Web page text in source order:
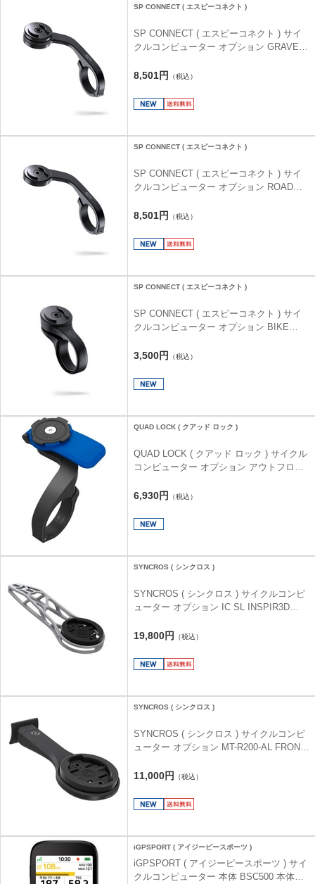
SP CONNECT ( エスピーコネクト )
SP CONNECT ( エスピーコネクト ) サイ
クルコンピューター オプション GRAVEL
ウント プロ )
8,501円 （税込）
SP CONNECT ( エスピーコネクト )
SP CONNECT ( エスピーコネクト ) サイ
クルコンピューター オプション ROAD
ント プロ )
8,501円 （税込）
SP CONNECT ( エスピーコネクト )
SP CONNECT ( エスピーコネクト ) サイ
クルコンピューター オプション BIKE
3,500円 （税込）
QUAD LOCK ( クアッド ロック )
QUAD LOCK ( クアッド ロック ) サイクル
コンピューター オプション アウトフロン
6,930円 （税込）
SYNCROS ( シンクロス )
SYNCROS ( シンクロス ) サイクルコンピ
ューター オプション IC SL INSPIR3D
フロント コンプ マウント ) S
19,800円 （税込）
SYNCROS ( シンクロス )
SYNCROS ( シンクロス ) サイクルコンピ
ューター オプション MT-R200-AL FRONT
11,000円 （税込）
iGPSPORT ( アイジーピースポーツ )
iGPSPORT ( アイジーピースポーツ ) サイ
クルコンピューター 本体 BSC500 本体の